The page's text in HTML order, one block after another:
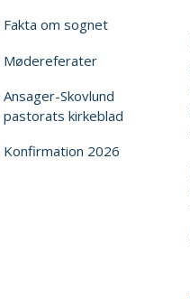
Fakta om sognet
Mødereferater
Ansager-Skovlund
pastorats kirkeblad
Konfirmation 2026